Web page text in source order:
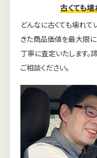
古くても
どんなに古くても壊れて
きた商品価値を最大限
丁寧に査定いたします。
ご相談ください。